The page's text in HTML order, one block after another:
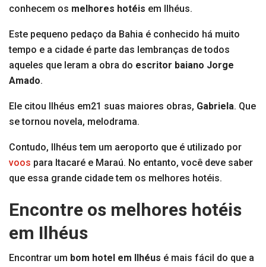
conhecem os melhores hotéis em Ilhéus.
Este pequeno pedaço da Bahia é conhecido há muito
tempo e a cidade é parte das lembranças de todos
aqueles que leram a obra do escritor baiano Jorge
Amado.
Ele citou Ilhéus em21 suas maiores obras, Gabriela. Que
se tornou novela, melodrama.
Contudo, Ilhéus tem um aeroporto que é utilizado por
voos para Itacaré e Maraú. No entanto, você deve saber
que essa grande cidade tem os melhores hotéis.
Encontre os melhores hotéis
em Ilhéus
Encontrar um bom hotel em Ilhéus é mais fácil do que a